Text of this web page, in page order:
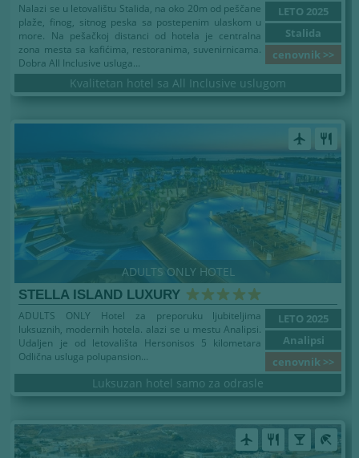
LETO 2025
Stalida
cenovnik >>
Nalazi se u letovalištu Stalida, na oko 20m od peščane
plaže, finog, sitnog peska sa postepenim ulaskom u
more. Na pešačkoj distanci od hotela je centralna
zona mesta sa kafićima, restoranima, suvenirnicama.
Dobra All Inclusive usluga...
Kvalitetan hotel sa All Inclusive uslugom
airplanemode_active restaurant
ADULTS ONLY HOTEL
STELLA ISLAND LUXURY
LETO 2025
Analipsi
cenovnik >>
ADULTS ONLY Hotel za preporuku ljubiteljima
luksuznih, modernih hotela. alazi se u mestu Analipsi.
Udaljen je od letovališta Hersonisos 5 kilometara
Odlična usluga polupansion...
Luksuzan hotel samo za odrasle
airplanemode_active restaurant local_bar beach_access